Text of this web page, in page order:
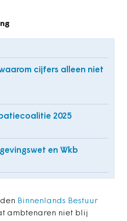
cijfers alleen niet
2025
en Wkb
Binnenlands Bestuur
ambtenaren niet blij